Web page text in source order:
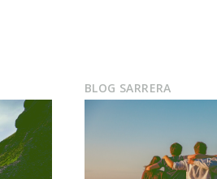
BLOG SARRERA